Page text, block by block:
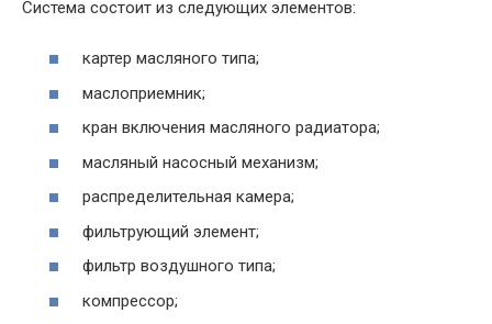
Система состоит из следующих элементов:
картер масляного типа;
маслоприемник;
кран включения масляного радиатора;
масляный насосный механизм;
распределительная камера;
фильтрующий элемент;
фильтр воздушного типа;
компрессор;